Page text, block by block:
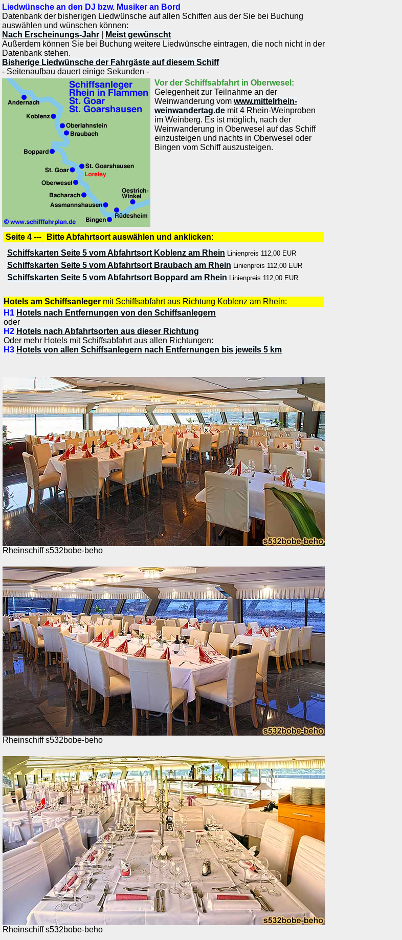
Liedwünsche an den DJ bzw. Musiker an Bord
Datenbank der bisherigen Liedwünsche auf allen Schiffen aus der Sie bei Buchung
auswählen und wünschen können:
Nach Erscheinungs-Jahr
Meist gewünscht
Außerdem können Sie bei Buchung weitere Liedwünsche eintragen, die noch nicht in der
Datenbank stehen.
Bisherige Liedwünsche der Fahrgäste auf diesem Schiff
- Seitenaufbau dauert einige Sekunden -
Vor der Schiffsabfahrt in Oberwesel:
Gelegenheit zur Teilnahme an der
Weinwanderung vom www.mittelrhein-
weinwandertag.de mit 4 Rhein-Weinproben
im Weinberg. Es ist möglich, nach der
Weinwanderung in Oberwesel auf das Schiff
einzusteigen und nachts in Oberwesel oder
Bingen vom Schiff auszusteigen.
Seite 4 ---
Bitte Abfahrtsort auswählen und anklicken:
Schiffskarten Seite 5 vom Abfahrtsort Koblenz am Rhein Linienpreis 112,00 EUR
Schiffskarten Seite 5 vom Abfahrtsort Braubach am Rhein Linienpreis 112,00 EUR
Schiffskarten Seite 5 vom Abfahrtsort Boppard am Rhein Linienpreis 112,00 EUR
Hotels am Schiffsanleger mit Schiffsabfahrt aus Richtung Koblenz am Rhein:
H1 Hotels nach Entfernungen von den Schiffsanlegern
oder
H2 Hotels nach Abfahrtsorten aus dieser Richtung
Oder mehr Hotels mit Schiffsabfahrt aus allen Richtungen:
H3 Hotels von allen Schiffsanlegern nach Entfernungen bis jeweils 5 km
Rheinschiff s532bobe-beho
Rheinschiff s532bobe-beho
Rheinschiff s532bobe-beho